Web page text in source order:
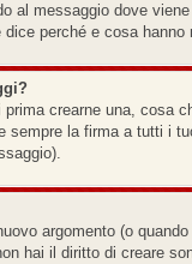
al messaggio dove
perché e cosa
crearne una,
sempre la firma a tutti i
argomento (o
hai il diritto di creare